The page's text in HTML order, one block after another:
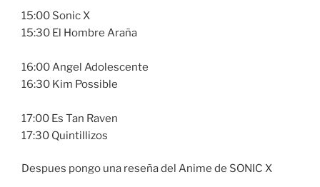
15:00 Sonic X
15:30 El Hombre Araña
16:00 Angel Adolescente
16:30 Kim Possible
17:00 Es Tan Raven
17:30 Quintillizos
Despues pongo una reseña del Anime de SONIC X